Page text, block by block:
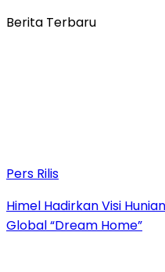
Berita Terbaru
Pers Rilis
Himel Hadirkan Visi
Global “Dream Home”